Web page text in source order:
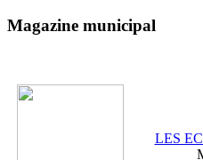
Magazine municipal
LES